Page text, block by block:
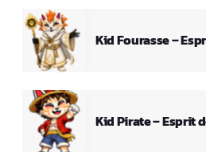
Kid Fourasse –
Kid Pirate – Esprit